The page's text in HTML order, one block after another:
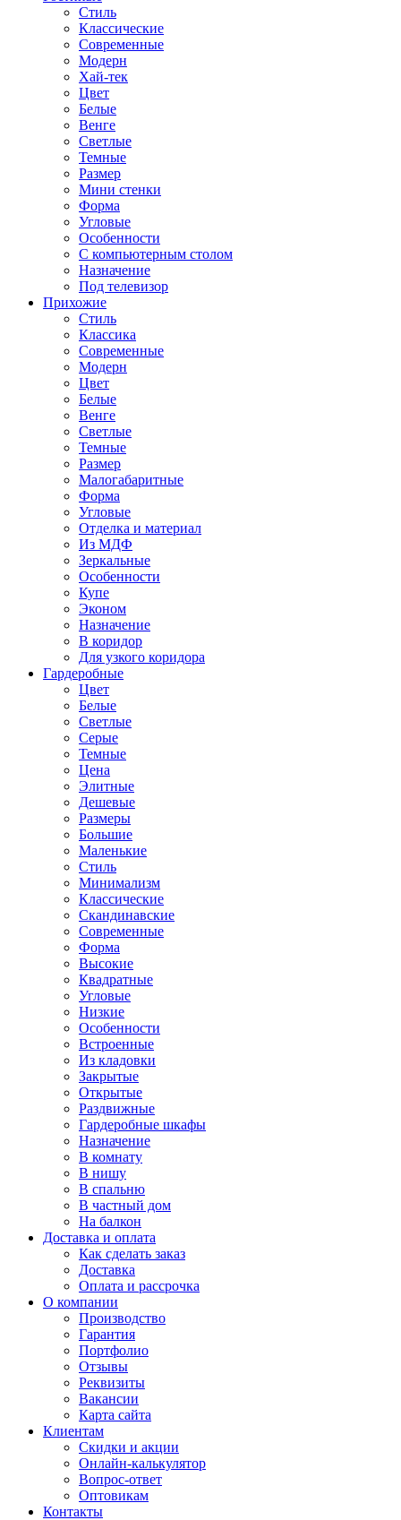
Стиль
Классические
Современные
Модерн
Хай-тек
Цвет
Белые
Венге
Светлые
Темные
Размер
Мини стенки
Форма
Угловые
Особенности
С компьютерным столом
Назначение
Под телевизор
Прихожие
Стиль
Классика
Современные
Модерн
Цвет
Белые
Венге
Светлые
Темные
Размер
Малогабаритные
Форма
Угловые
Отделка и материал
Из МДФ
Зеркальные
Особенности
Купе
Эконом
Назначение
В коридор
Для узкого коридора
Гардеробные
Цвет
Белые
Светлые
Серые
Темные
Цена
Элитные
Дешевые
Размеры
Большие
Маленькие
Стиль
Минимализм
Классические
Скандинавские
Современные
Форма
Высокие
Квадратные
Угловые
Низкие
Особенности
Встроенные
Из кладовки
Закрытые
Открытые
Раздвижные
Гардеробные шкафы
Назначение
В комнату
В нишу
В спальню
В частный дом
На балкон
Доставка и оплата
Как сделать заказ
Доставка
Оплата и рассрочка
О компании
Производство
Гарантия
Портфолио
Отзывы
Реквизиты
Вакансии
Карта сайта
Клиентам
Скидки и акции
Онлайн-калькулятор
Вопрос-ответ
Оптовикам
Контакты